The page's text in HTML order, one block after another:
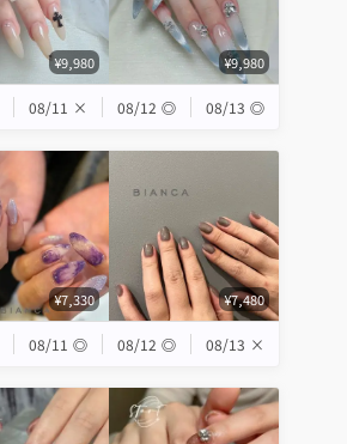
¥9,980 ¥9,980
08/11 × 08/12 ◎ 08/13 ◎
¥7,330 ¥7,480
08/11 ◎ 08/12 ◎ 08/13 ×